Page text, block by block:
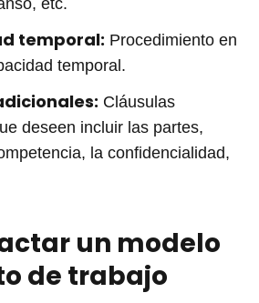
temporal: Procedimiento en
temporal.
Cláusulas
deseen incluir las partes,
la confidencialidad,
un modelo
de trabajo